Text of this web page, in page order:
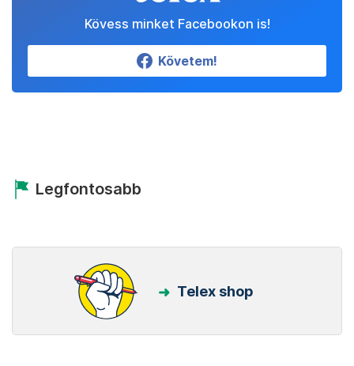
Kövess minket Facebookon is!
Követem!
Legfontosabb
Telex shop